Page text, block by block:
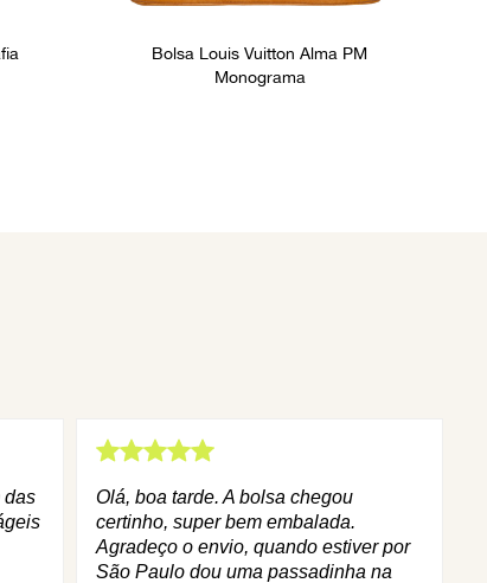
Bolsa Louis Vuitton Alma PM
Monograma
das
Olá, boa tarde. A bolsa chegou
certinho, super bem embalada.
Agradeço o envio, quando estiver por
São Paulo dou uma passadinha na